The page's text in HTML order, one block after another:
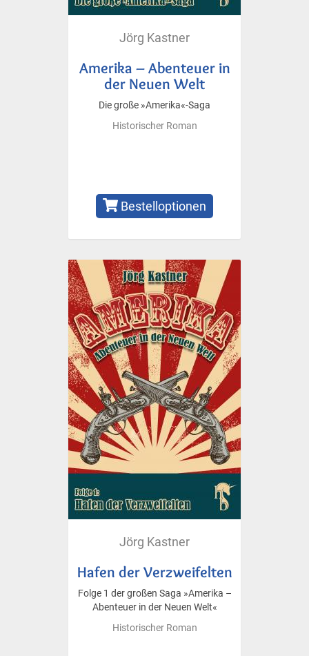
Jörg Kastner
Amerika – Abenteuer in
der Neuen Welt
Die große »Amerika«-Saga
Historischer Roman
Bestelloptionen
Jörg Kastner
Hafen der Verzweifelten
Folge 1 der großen Saga »Amerika –
Abenteuer in der Neuen Welt«
Historischer Roman